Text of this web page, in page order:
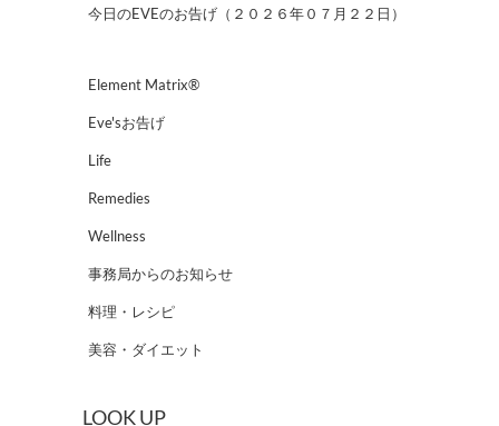
今日のEVEのお告げ（２０２６年０７月２２日）
Element Matrix®
Eve'sお告げ
Life
Remedies
Wellness
事務局からのお知らせ
料理・レシピ
美容・ダイエット
LOOK UP